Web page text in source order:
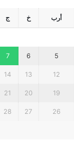
أرب خ ج
5
6
7
12
13
14
19
20
21
26
27
28